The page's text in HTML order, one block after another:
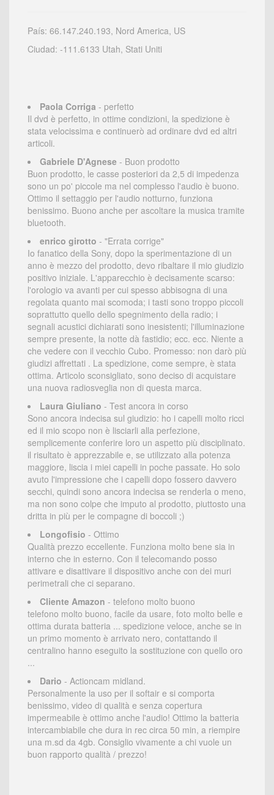
País: 66.147.240.193, Nord America, US
Ciudad: -111.6133 Utah, Stati Uniti
Paola Corriga - perfetto
Il dvd è perfetto, in ottime condizioni, la spedizione è
stata velocissima e continuerò ad ordinare dvd ed altri
articoli.
Gabriele D'Agnese - Buon prodotto
Buon prodotto, le casse posteriori da 2,5 di impedenza
sono un po' piccole ma nel complesso l'audio è buono.
Ottimo il settaggio per l'audio notturno, funziona
benissimo. Buono anche per ascoltare la musica tramite
bluetooth.
enrico girotto - "Errata corrige"
Io fanatico della Sony, dopo la sperimentazione di un
anno è mezzo del prodotto, devo ribaltare il mio giudizio
positivo iniziale. L'apparecchio è decisamente scarso:
l'orologio va avanti per cui spesso abbisogna di una
regolata quanto mai scomoda; i tasti sono troppo piccoli
soprattutto quello dello spegnimento della radio; i
segnali acustici dichiarati sono inesistenti; l'illuminazione
sempre presente, la notte dà fastidio; ecc. ecc. Niente a
che vedere con il vecchio Cubo. Promesso: non darò più
giudizi affrettati . La spedizione, come sempre, è stata
ottima. Articolo sconsigliato, sono deciso di acquistare
una nuova radiosveglia non di questa marca.
Laura Giuliano - Test ancora in corso
Sono ancora indecisa sul giudizio: ho i capelli molto ricci
ed il mio scopo non è lisciarli alla perfezione,
semplicemente conferire loro un aspetto più disciplinato.
il risultato è apprezzabile e, se utilizzato alla potenza
maggiore, liscia i miei capelli in poche passate. Ho solo
avuto l'impressione che i capelli dopo fossero davvero
secchi, quindi sono ancora indecisa se renderla o meno,
ma non sono colpe che imputo al prodotto, piuttosto una
dritta in più per le compagne di boccoli ;)
Longofisio - Ottimo
Qualità prezzo eccellente. Funziona molto bene sia in
interno che in esterno. Con il telecomando posso
attivare e disattivare il dispositivo anche con dei muri
perimetrali che ci separano.
Cliente Amazon - telefono molto buono
telefono molto buono, facile da usare, foto molto belle e
ottima durata batteria ... spedizione veloce, anche se in
un primo momento è arrivato nero, contattando il
centralino hanno eseguito la sostituzione con quello oro
...
Dario - Actioncam midland.
Personalmente la uso per il softair e si comporta
benissimo, video di qualità e senza copertura
impermeabile è ottimo anche l'audio! Ottimo la batteria
intercambiabile che dura in rec circa 50 min, a riempire
una m.sd da 4gb. Consiglio vivamente a chi vuole un
buon rapporto qualità / prezzo!